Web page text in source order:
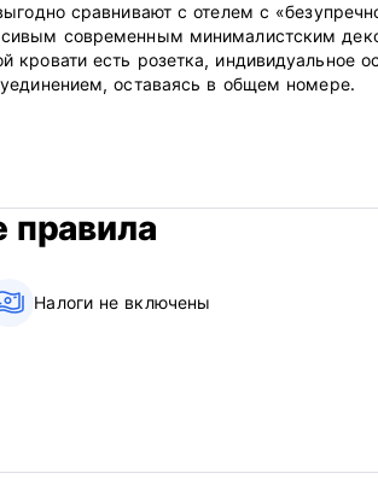
сравнивают с отелем с
современным минималистским
кровати есть розетка,
оставаясь в общем номере.
в 15:00. Стойка регистрации
бесплатной отмены
оставить свой багаж в нашей
в 15:00. Стойка регистрации
правила
Налоги не включены